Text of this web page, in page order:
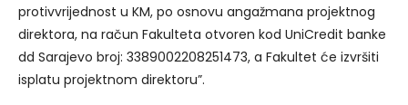
protivvrijednost u KM, po osnovu angažmana projektnog
direktora, na račun Fakulteta otvoren kod UniCredit banke
dd Sarajevo broj: 3389002208251473, a Fakultet će izvršiti
isplatu projektnom direktoru”.